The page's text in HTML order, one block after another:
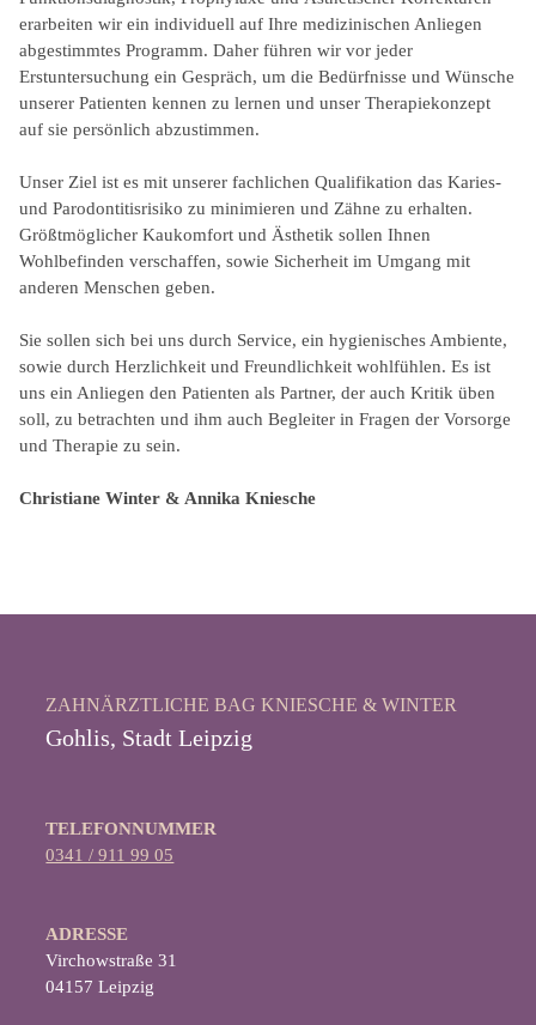
erarbeiten wir ein individuell auf Ihre medizinischen Anliegen
abgestimmtes Programm. Daher führen wir vor jeder
Erstuntersuchung ein Gespräch, um die Bedürfnisse und Wünsche
unserer Patienten kennen zu lernen und unser Therapiekonzept
auf sie persönlich abzustimmen.
Unser Ziel ist es mit unserer fachlichen Qualifikation das Karies-
und Parodontitisrisiko zu minimieren und Zähne zu erhalten.
Größtmöglicher Kaukomfort und Ästhetik sollen Ihnen
Wohlbefinden verschaffen, sowie Sicherheit im Umgang mit
anderen Menschen geben.
Sie sollen sich bei uns durch Service, ein hygienisches Ambiente,
sowie durch Herzlichkeit und Freundlichkeit wohlfühlen. Es ist
uns ein Anliegen den Patienten als Partner, der auch Kritik üben
soll, zu betrachten und ihm auch Begleiter in Fragen der Vorsorge
und Therapie zu sein.
Christiane Winter & Annika Kniesche
ZAHNÄRZTLICHE BAG KNIESCHE & WINTER
Gohlis, Stadt Leipzig
TELEFONNUMMER
0341 / 911 99 05
ADRESSE
‍Virchowstraße 31
04157 Leipzig